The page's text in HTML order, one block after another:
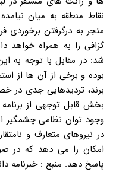
نقاط منطقه به میان
منجر به درگرفتن برخوردی
گزافی را به همراه خواهد
شد: در مقابل با توجه به
بوده و برخی از آن ها از
برند، تردیدهایی جدی در
بخش قابل توجهی از برنامه
وجود توان نظامی چشمگیر
در نیروهای متعارف و
امکان را می دهد که در
پاسخ دهد. منبع : خبرنامه